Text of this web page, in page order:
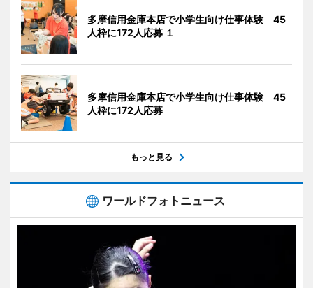
多摩信用金庫本店で小学生向け仕事体験 45
人枠に172人応募 １
多摩信用金庫本店で小学生向け仕事体験 45
人枠に172人応募
もっと見る
ワールドフォトニュース